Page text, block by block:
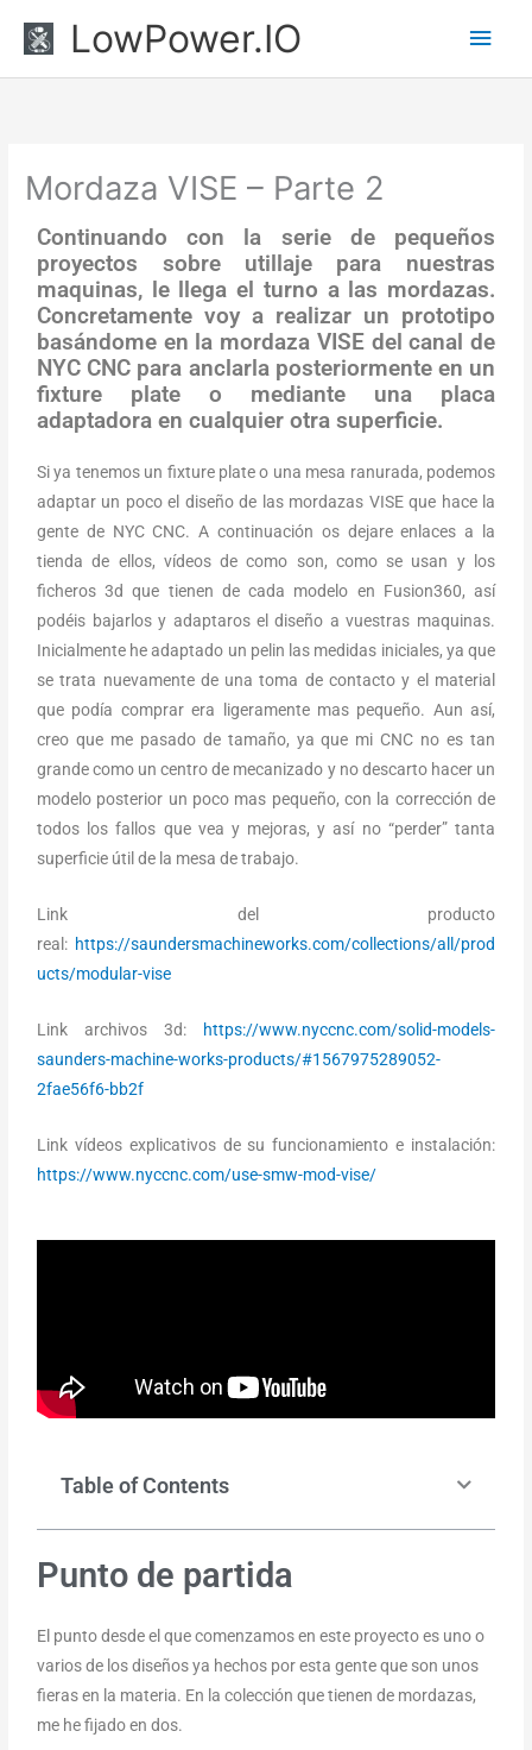
LowPower.IO
Mordaza VISE – Parte 2
Continuando con la serie de pequeños
proyectos sobre utillaje para nuestras
maquinas, le llega el turno a las mordazas.
Concretamente voy a realizar un prototipo
basándome en la mordaza VISE del canal de
NYC CNC para anclarla posteriormente en un
fixture plate o mediante una placa
adaptadora en cualquier otra superficie.
Si ya tenemos un fixture plate o una mesa ranurada, podemos
adaptar un poco el diseño de las mordazas VISE que hace la
gente de NYC CNC. A continuación os dejare enlaces a la
tienda de ellos, vídeos de como son, como se usan y los
ficheros 3d que tienen de cada modelo en Fusion360, así
podéis bajarlos y adaptaros el diseño a vuestras maquinas.
Inicialmente he adaptado un pelin las medidas iniciales, ya que
se trata nuevamente de una toma de contacto y el material
que podía comprar era ligeramente mas pequeño. Aun así,
creo que me pasado de tamaño, ya que mi CNC no es tan
grande como un centro de mecanizado y no descarto hacer un
modelo posterior un poco mas pequeño, con la corrección de
todos los fallos que vea y mejoras, y así no “perder” tanta
superficie útil de la mesa de trabajo.
Link del producto
real: https://saundersmachineworks.com/collections/all/prod
ucts/modular-vise
Link archivos 3d:
https://www.nyccnc.com/solid-models-
saunders-machine-works-products/#1567975289052-
2fae56f6-bb2f
Link vídeos explicativos de su funcionamiento e instalación:
https://www.nyccnc.com/use-smw-mod-vise/
Table of Contents
Punto de partida
El punto desde el que comenzamos en este proyecto es uno o
varios de los diseños ya hechos por esta gente que son unos
fieras en la materia. En la colección que tienen de mordazas,
me he fijado en dos.